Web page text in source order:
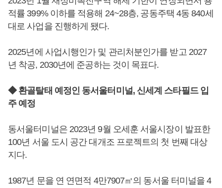
적률 399% 이하를 적용해 24~28층, 공동주택 4동 840세
대로 사업을 진행하게 됐다.
2025년에 사업시행인가 및 관리처분인가를 받고 2027
년 착공, 2030년에 준공하는 것이 목표다.
◆ 환골탈태 예정인 동서울터미널, 신세계 스타필드 입
주 예정
동서울터미널은 2023년 9월 오세훈 서울시장이 발표한
100년 서울 도시 공간 대개조 프로젝트의 첫 번째 대상
지다.
1987년 문을 연 연면적 4만7907㎡의 동서울 터미널을 4